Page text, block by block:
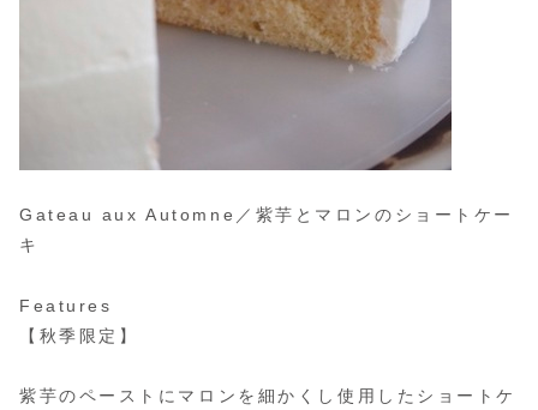
Gateau aux Automne／紫芋とマロンのショートケー
キ
Features
【秋季限定】
紫芋のペーストにマロンを細かくし使用したショートケ